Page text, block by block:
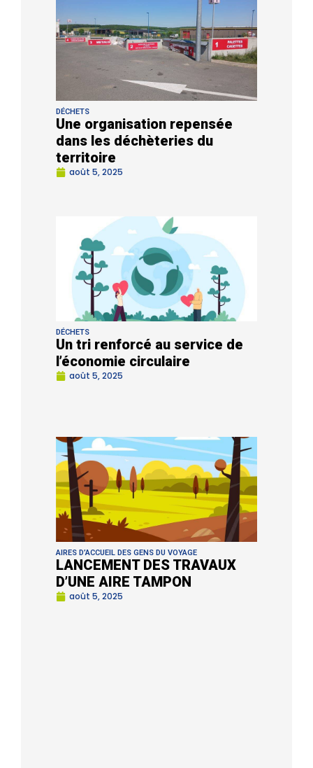
DÉCHETS
Une organisation repensée
dans les déchèteries du
territoire
août 5, 2025
DÉCHETS
Un tri renforcé au service de
l’économie circulaire
août 5, 2025
AIRES D’ACCUEIL DES GENS DU VOYAGE
LANCEMENT DES TRAVAUX
D’UNE AIRE TAMPON
août 5, 2025